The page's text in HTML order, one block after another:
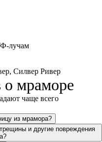
лучам
Силвер Ривер
мраморе
чаще всего
из мрамора?
и другие повреждения